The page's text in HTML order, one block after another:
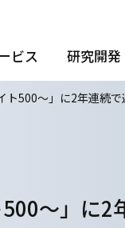
ビス 研究開発
ト500～」に2年連続
～」に